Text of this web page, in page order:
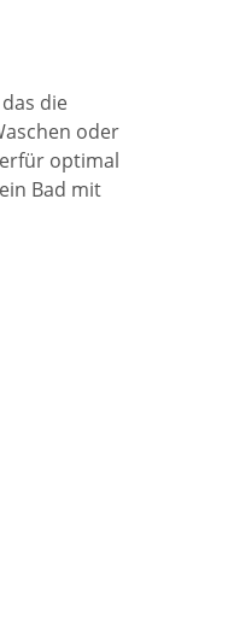
die
oder
optimal
Bad mit